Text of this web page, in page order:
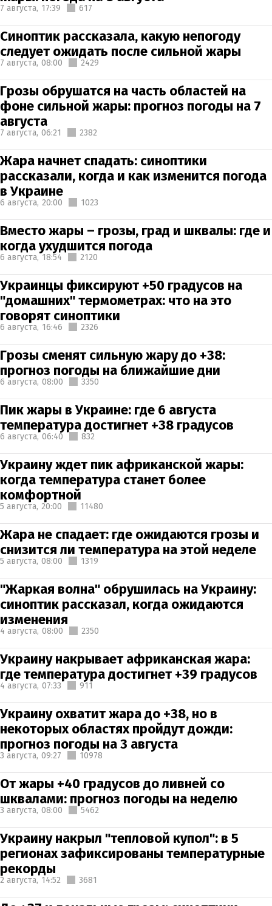
7 августа, 17:39 617
Синоптик рассказала, какую непогоду
следует ожидать после сильной жары
7 августа, 08:00 2429
Грозы обрушатся на часть областей на
фоне сильной жары: прогноз погоды на 7
августа
7 августа, 06:21 2382
Жара начнет спадать: синоптики
рассказали, когда и как изменится погода
в Украине
6 августа, 20:00 1023
Вместо жары – грозы, град и шквалы: где и
когда ухудшится погода
6 августа, 18:54 2120
Украинцы фиксируют +50 градусов на
"домашних" термометрах: что на это
говорят синоптики
6 августа, 16:46 2326
Грозы сменят сильную жару до +38:
прогноз погоды на ближайшие дни
6 августа, 08:00 3350
Пик жары в Украине: где 6 августа
температура достигнет +38 градусов
6 августа, 06:40 832
Украину ждет пик африканской жары:
когда температура станет более
комфортной
5 августа, 20:00 11480
Жара не спадает: где ожидаются грозы и
снизится ли температура на этой неделе
5 августа, 08:00 1319
"Жаркая волна" обрушилась на Украину:
синоптик рассказал, когда ожидаются
изменения
4 августа, 08:00 2350
Украину накрывает африканская жара:
где температура достигнет +39 градусов
4 августа, 07:33 911
Украину охватит жара до +38, но в
некоторых областях пройдут дожди:
прогноз погоды на 3 августа
3 августа, 09:27 10978
От жары +40 градусов до ливней со
шквалами: прогноз погоды на неделю
3 августа, 08:00 5462
Украину накрыл "тепловой купол": в 5
регионах зафиксированы температурные
рекорды
2 августа, 14:52 3681